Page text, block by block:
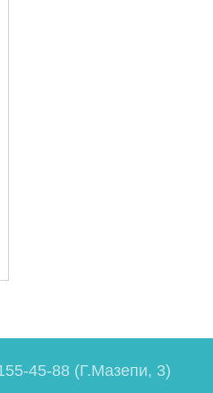
45-88 (Г.Мазепи, 3)